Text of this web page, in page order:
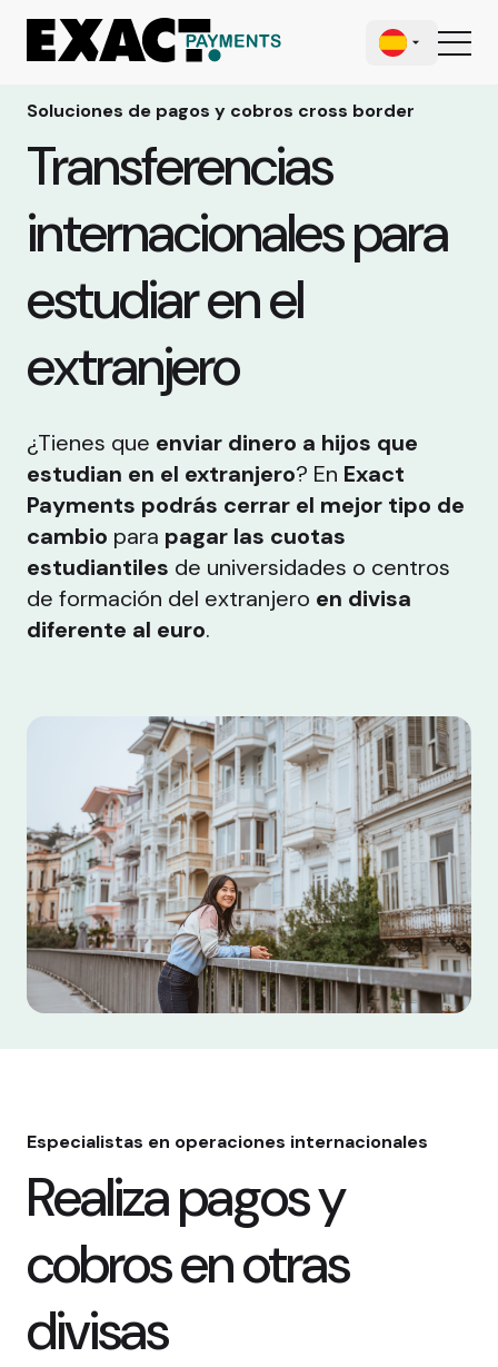
Soluciones de pagos y cobros cross border
Transferencias
internacionales para
estudiar en el
extranjero
¿Tienes que enviar dinero a hijos que
estudian en el extranjero? En Exact
Payments podrás cerrar el mejor tipo de
cambio para pagar las cuotas
estudiantiles de universidades o centros
de formación del extranjero en divisa
diferente al euro.
Especialistas en operaciones internacionales
Realiza pagos y
cobros en otras
divisas